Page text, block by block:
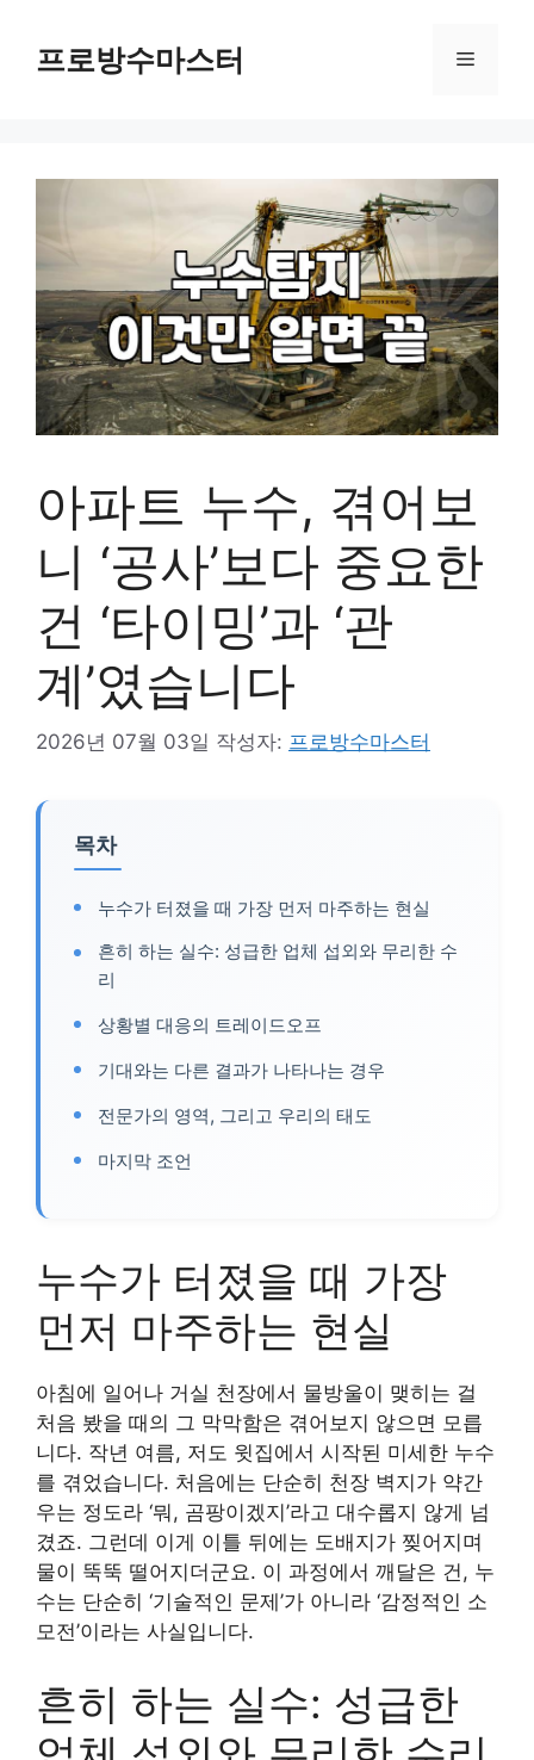
프로방수마스터 메
아파트 누수, 겪어보
니 ‘공사’보다 중요한
건 ‘타이밍’과 ‘관
계’였습니다
2026년 07월 03일 작성자: 프로방수마스터
목차
누수가 터졌을 때 가장 먼저 마주하는 현실
흔히 하는 실수: 성급한 업체 섭외와 무리한 수
리
상황별 대응의 트레이드오프
기대와는 다른 결과가 나타나는 경우
전문가의 영역, 그리고 우리의 태도
마지막 조언
누수가 터졌을 때 가장
먼저 마주하는 현실
아침에 일어나 거실 천장에서 물방울이 맺히는 걸
처음 봤을 때의 그 막막함은 겪어보지 않으면 모릅
니다. 작년 여름, 저도 윗집에서 시작된 미세한 누수
를 겪었습니다. 처음에는 단순히 천장 벽지가 약간
우는 정도라 ‘뭐, 곰팡이겠지’라고 대수롭지 않게 넘
겼죠. 그런데 이게 이틀 뒤에는 도배지가 찢어지며
물이 뚝뚝 떨어지더군요. 이 과정에서 깨달은 건, 누
수는 단순히 ‘기술적인 문제’가 아니라 ‘감정적인 소
모전’이라는 사실입니다.
흔히 하는 실수: 성급한